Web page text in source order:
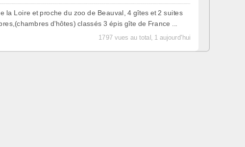
la Loire et proche du zoo de Beauval, 4 gîtes et 2 suites
d'hôtes) classés 3 épis gîte de France ...
1797 vues au total, 1 aujourd'hui